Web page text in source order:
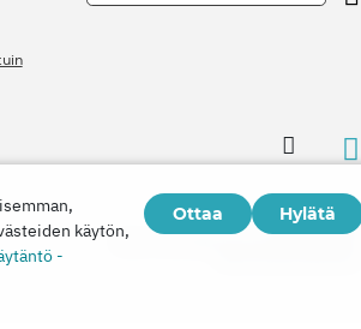
Copyright © 2026
Watch Tower Bible and Tract Society of Korea.
käytön,
-
Ottaa Hylätä